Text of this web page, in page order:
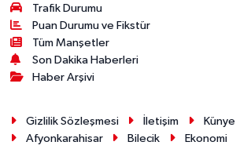
Trafik Durumu
Puan Durumu ve Fikstür
Tüm Manşetler
Son Dakika Haberleri
Haber Arşivi
Gizlilik Sözleşmesi İletişim Künye
Afyonkarahisar
Bilecik Ekonomi